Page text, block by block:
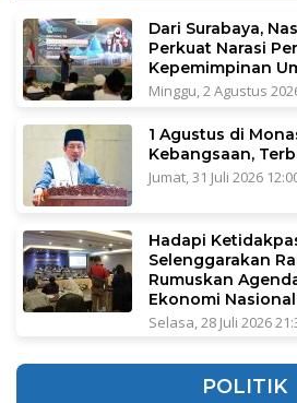
Dari Surabaya,
Perkuat Narasi
Kepemimpinan
Minggu, 2 Agustus
1 Agustus di
Kebangsaan,
Jumat, 31 Juli 2026
Hadapi
Selenggarakan
Rumuskan
Ekonomi Nasional
Selasa, 28 Juli 2026
POLITIK